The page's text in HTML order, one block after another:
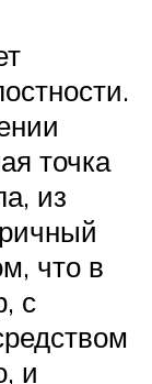
точка
из
что в
с
и